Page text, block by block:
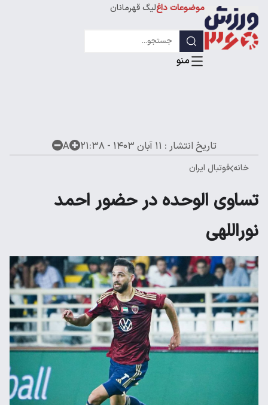
موضوعات داغلیگ قهرمانان
تاریخ انتشار : ۱۱ آبان ۱۴۰۳ - ۲۱:۳۸ A
خانه فوتبال ایران
تساوی الوحده در حضور احمد
نوراللهی